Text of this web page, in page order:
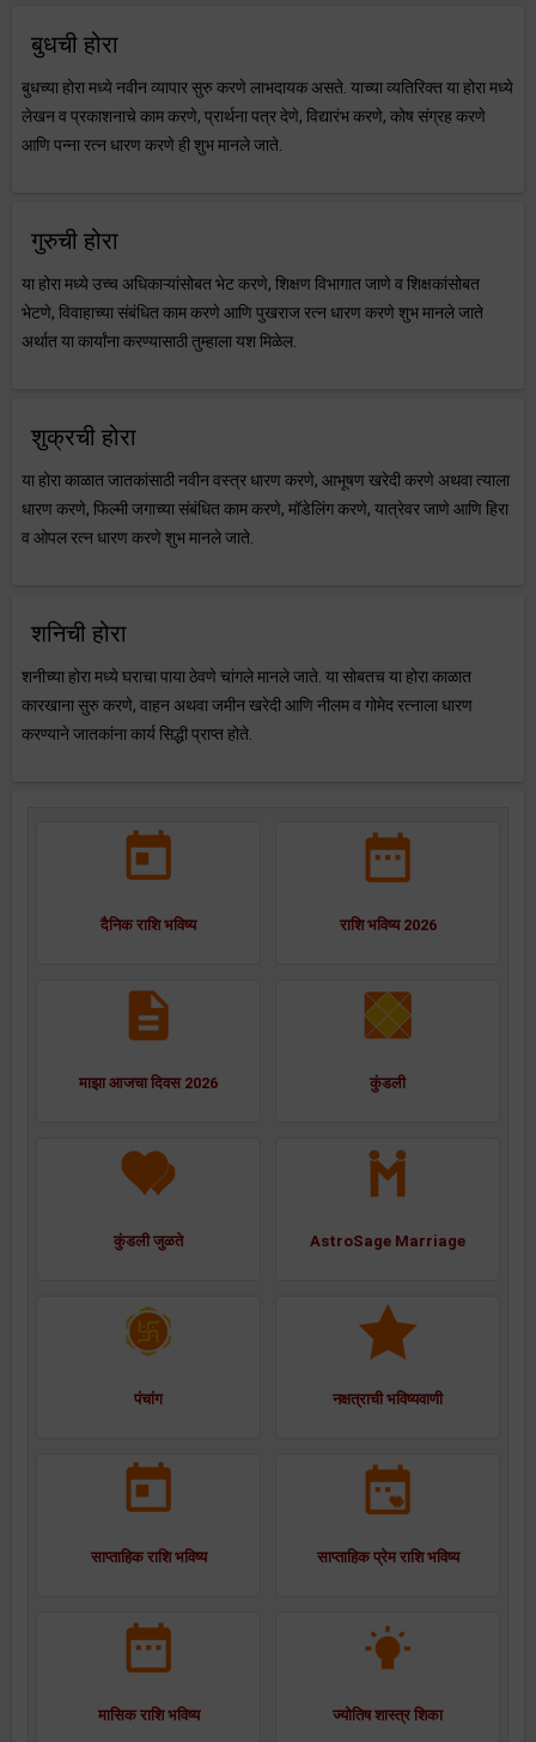
बुधची होरा
बुधच्या होरा मध्ये नवीन व्यापार सुरु करणे लाभदायक असते. याच्या व्यतिरिक्त या होरा मध्ये
लेखन व प्रकाशनाचे काम करणे, प्रार्थना पत्र देणे, विद्यारंभ करणे, कोष संग्रह करणे
आणि पन्ना रत्न धारण करणे ही शुभ मानले जाते.
गुरुची होरा
या होरा मध्ये उच्च अधिकाऱ्यांसोबत भेट करणे, शिक्षण विभागात जाणे व शिक्षकांसोबत
भेटणे, विवाहाच्या संबंधित काम करणे आणि पुखराज रत्न धारण करणे शुभ मानले जाते
अर्थात या कार्यांना करण्यासाठी तुम्हाला यश मिळेल.
शुक्रची होरा
या होरा काळात जातकांसाठी नवीन वस्त्र धारण करणे, आभूषण खरेदी करणे अथवा त्याला
धारण करणे, फिल्मी जगाच्या संबंधित काम करणे, मॉडेलिंग करणे, यात्रेवर जाणे आणि हिरा
व ओपल रत्न धारण करणे शुभ मानले जाते.
शनिची होरा
शनीच्या होरा मध्ये घराचा पाया ठेवणे चांगले मानले जाते. या सोबतच या होरा काळात
कारखाना सुरु करणे, वाहन अथवा जमीन खरेदी आणि नीलम व गोमेद रत्नाला धारण
करण्याने जातकांना कार्य सिद्धी प्राप्त होते.
दैनिक राशि भविष्य राशि भविष्य 2026
माझा आजचा दिवस 2026 कुंडली
कुंडली जुळते AstroSage Marriage
पंचांग नक्षत्राची भविष्यवाणी
साप्ताहिक राशि भविष्य साप्ताहिक प्रेम राशि भविष्य
मासिक राशि भविष्य ज्योतिष शास्त्र शिका